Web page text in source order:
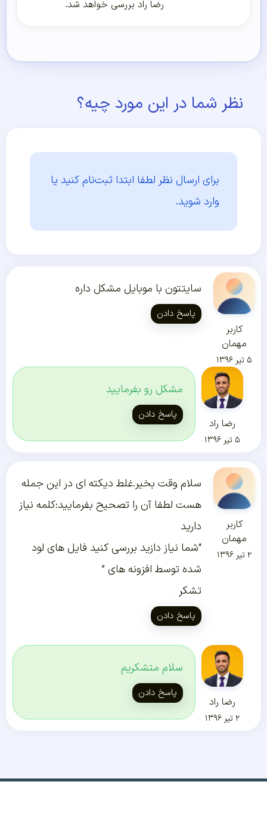
رضا راد بررسی خواهد شد.
نظر شما در این مورد چیه؟
برای ارسال نظر لطفا ابتدا ثبت‌نام کنید یا
وارد شوید.
کاربر
مهمان
۵ تیر ۱۳۹۶
سایتتون با موبایل مشکل داره
پاسخ دادن
رضا راد
۵ تیر ۱۳۹۶
مشکل رو بفرمایید
پاسخ دادن
کاربر
مهمان
۲ تیر ۱۳۹۶
سلام وقت بخیر.غلط دیکته ای در این جمله
هست لطفا آن را تصحیح بفرمایید:کلمه نیاز
دارید
“شما نیاز دازید بررسی کنید فایل های لود
شده توسط افزونه های ”
تشکر
پاسخ دادن
رضا راد
۲ تیر ۱۳۹۶
سلام متشکریم
پاسخ دادن